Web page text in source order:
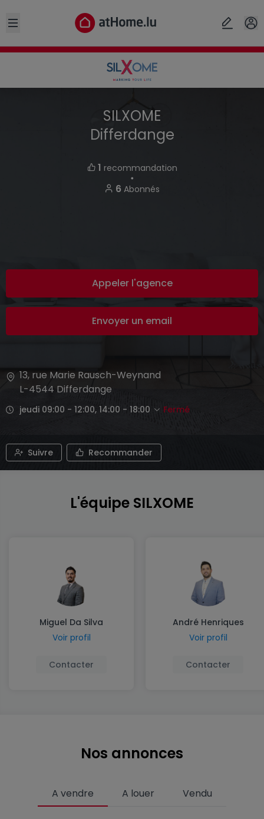
Open sidebar
SILXOME
Differdange
1 recommandation
・
6 Abonnés
Appeler l'agence
Envoyer un email
13, rue Marie Rausch-Weynand
L-4544 Differdange
jeudi 09:00 - 12:00, 14:00 - 18:00 Fermé
Suivre Recommander
L'équipe SILXOME
Miguel Da Silva
Voir profil
Contacter
André Henriques
Voir profil
Contacter
Nos annonces
A vendre A louer Vendu